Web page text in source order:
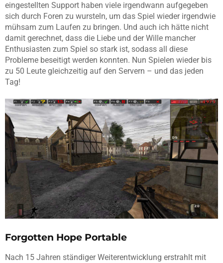
eingestellten Support haben viele irgendwann aufgegeben
sich durch Foren zu wursteln, um das Spiel wieder irgendwie
mühsam zum Laufen zu bringen. Und auch ich hätte nicht
damit gerechnet, dass die Liebe und der Wille mancher
Enthusiasten zum Spiel so stark ist, sodass all diese
Probleme beseitigt werden konnten. Nun Spielen wieder bis
zu 50 Leute gleichzeitig auf den Servern – und das jeden
Tag!
Forgotten Hope Portable
Nach 15 Jahren ständiger Weiterentwicklung erstrahlt mit